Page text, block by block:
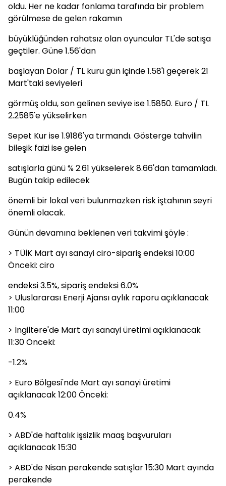
oldu. Her ne kadar fonlama tarafında bir problem
görülmese de gelen rakamın
büyüklüğünden rahatsız olan oyuncular TL'de satışa
geçtiler. Güne 1.56'dan
başlayan Dolar / TL kuru gün içinde 1.58'i geçerek 21
Mart'taki seviyeleri
görmüş oldu, son gelinen seviye ise 1.5850. Euro / TL
2.2585'e yükselirken
Sepet Kur ise 1.9186'ya tırmandı. Gösterge tahvilin
bileşik faizi ise gelen
satışlarla günü % 2.61 yükselerek 8.66'dan tamamladı.
Bugün takip edilecek
önemli bir lokal veri bulunmazken risk iştahının seyri
önemli olacak.
Günün devamına beklenen veri takvimi şöyle :
> TÜİK Mart ayı sanayi ciro-sipariş endeksi 10:00
Önceki: ciro
endeksi 3.5%, sipariş endeksi 6.0%
> Uluslararası Enerji Ajansı aylık raporu açıklanacak
11:00
> İngiltere'de Mart ayı sanayi üretimi açıklanacak
11:30 Önceki:
-1.2%
> Euro Bölgesi'nde Mart ayı sanayi üretimi
açıklanacak 12:00 Önceki:
0.4%
> ABD'de haftalık işsizlik maaş başvuruları
açıklanacak 15:30
> ABD'de Nisan perakende satışlar 15:30 Mart ayında
perakende